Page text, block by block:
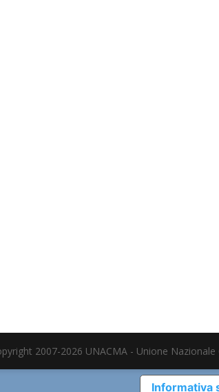
2007-2026 UNACMA - Unione
Informativa